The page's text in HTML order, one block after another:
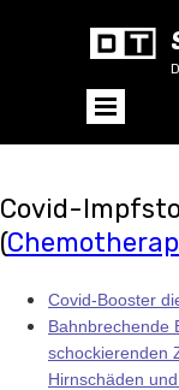
Covid-
(
Covid-Booster
Bahnbrechende
schockierenden
Hirnschäden